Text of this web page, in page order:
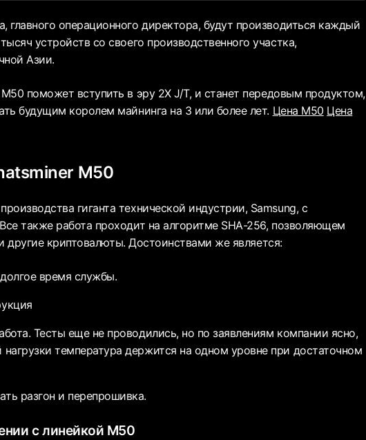
главного операционного директора, будут производиться каждый
устройств со своего производственного участка,
Азии.
поможет вступить в эру 2X J/T, и станет передовым продуктом,
будущим королем майнинга на 3 или более лет. Цена M50 Цена
M50
гиганта технической индустрии, Samsung, с
также работа проходит на алгоритме SHA-256, позволяющем
другие криптовалюты. Достоинствами же является:
время службы.
Тесты еще не проводились, но по заявлениям компании ясно,
температура держится на одном уровне при достаточном
разгон и перепрошивка.
с линейкой M50